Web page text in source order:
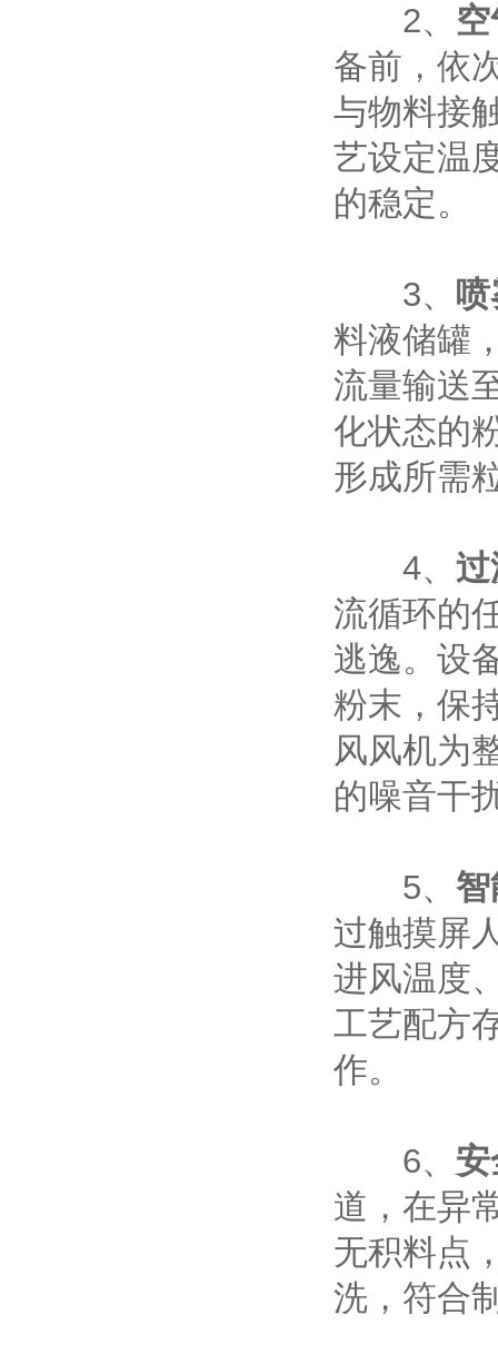
‌2、
备前，依
与物料接
艺设定温
的稳定。
‌3、
料液储罐
流量输送
化状态的
形成所需
‌4、 过
流循环的
逃逸。设
粉末，保
风风机为
的噪音干
‌5、 智
过触摸屏
进风温度
工艺配方
作。
‌6、
道，在异
无积料点
洗，符合